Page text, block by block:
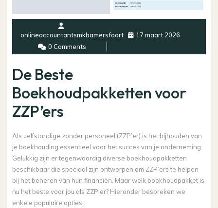
onlineaccountantsmkbamersfoort
17 maart 2026
0 Comments
De Beste
Boekhoudpakketten voor
ZZP’ers
Als zelfstandige zonder personeel (ZZP’er) is het bijhouden van
je boekhouding essentieel voor het succes van je onderneming.
Gelukkig zijn er tegenwoordig diverse boekhoudpakketten
beschikbaar die speciaal zijn ontworpen om ZZP’ers te helpen
bij het beheren van hun financiën. Maar welk boekhoudpakket is
nu het beste voor jou als ZZP’er? Hieronder bespreken we
enkele populaire opties: